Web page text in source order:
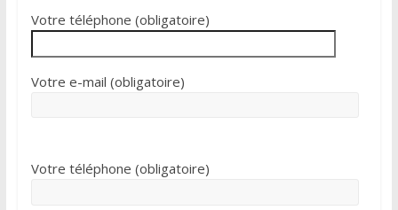
Votre téléphone (obligatoire)
Votre e-mail (obligatoire)
Votre téléphone (obligatoire)